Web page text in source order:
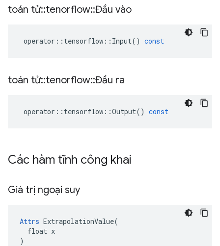
toán tử::tenorflow::Đầu vào
operator :: tensorflow :: Input() const
toán tử::tenorflow::Đầu ra
operator :: tensorflow ::Output() const
Các hàm tĩnh công khai
Giá trị ngoại suy
Attrs ExtrapolationValue(
  float x
)